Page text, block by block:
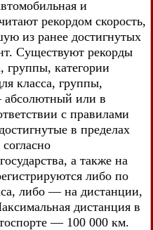
и
рекордом скорость,
из ранее достигнутых
Существуют рекорды
группы, категории
класса, группы,
абсолютный или в
с правилами
в пределах
а также на
либо по
либо — на дистанции,
дистанция в
— 100 000 км.